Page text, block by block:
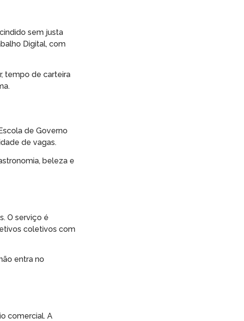
sem justa
Digital, com
tempo de carteira
de Governo
de vagas.
beleza e
O serviço é
coletivos com
entra no
comercial. A